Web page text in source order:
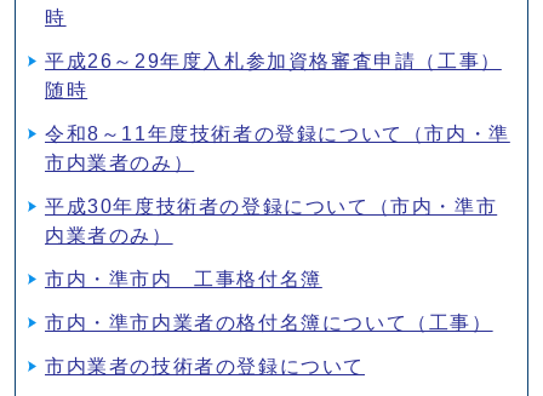
時
平成26～29年度入札参加資格審査申請（工事）
随時
令和8～11年度技術者の登録について（市内・準
市内業者のみ）
平成30年度技術者の登録について（市内・準市
内業者のみ）
市内・準市内 工事格付名簿
市内・準市内業者の格付名簿について（工事）
市内業者の技術者の登録について